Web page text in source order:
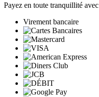
Payez en toute tranquillité avec
Virement bancaire